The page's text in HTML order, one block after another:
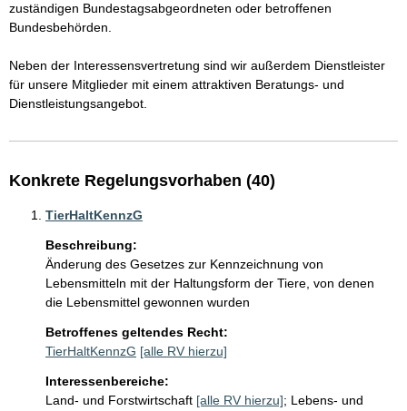
zuständigen Bundestagsabgeordneten oder betroffenen
Bundesbehörden.
Neben der Interessensvertretung sind wir außerdem Dienstleister
für unsere Mitglieder mit einem attraktiven Beratungs- und
Dienstleistungsangebot.
Konkrete Regelungsvorhaben (40)
TierHaltKennzG
Beschreibung:
Änderung des Gesetzes zur Kennzeichnung von
Lebensmitteln mit der Haltungsform der Tiere, von denen
die Lebensmittel gewonnen wurden
Betroffenes geltendes Recht:
TierHaltKennzG [alle RV hierzu]
Interessenbereiche:
Land- und Forstwirtschaft [alle RV hierzu]; Lebens- und